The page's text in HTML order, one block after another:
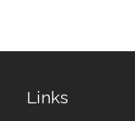
Links